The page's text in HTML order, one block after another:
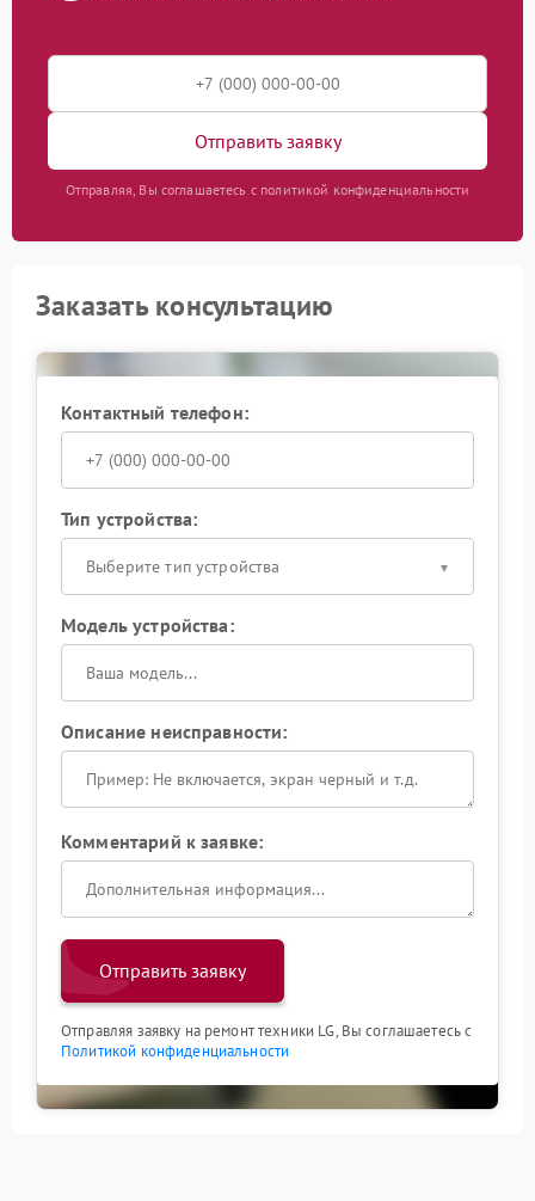
Отправить заявку
Отправляя, Вы соглашаетесь с политикой конфиденциальности
Заказать консультацию
Контактный телефон:
Тип устройства:
Выберите тип устройства
Модель устройства:
Описание неисправности:
Комментарий к заявке:
Отправить заявку
Отправляя заявку на ремонт техники LG, Вы соглашаетесь с
Политикой конфиденциальности